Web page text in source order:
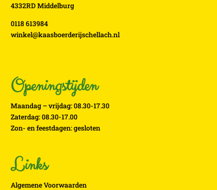
4332RD Middelburg
0118 613984
winkel@kaasboerderijschellach.nl
Openingstijden
Maandag – vrijdag: 08.30-17.30
Zaterdag: 08.30-17.00
Zon- en feestdagen: gesloten
Links
Algemene Voorwaarden